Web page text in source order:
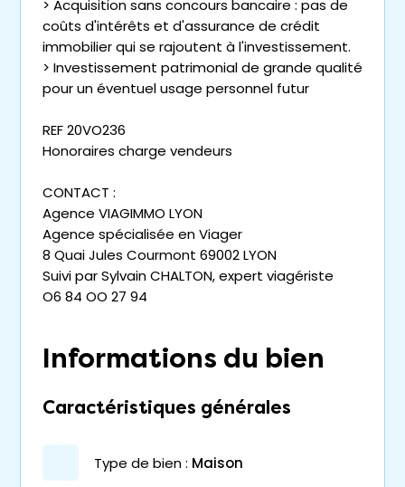
> Acquisition sans concours bancaire : pas de
coûts d'intérêts et d'assurance de crédit
immobilier qui se rajoutent à l'investissement.
> Investissement patrimonial de grande qualité
pour un éventuel usage personnel futur
REF 20VO236
Honoraires charge vendeurs
CONTACT :
Agence VIAGIMMO LYON
Agence spécialisée en Viager
8 Quai Jules Courmont 69002 LYON
Suivi par Sylvain CHALTON, expert viagériste
O6 84 OO 27 94
Informations du bien
Caractéristiques générales
type de bien : maison